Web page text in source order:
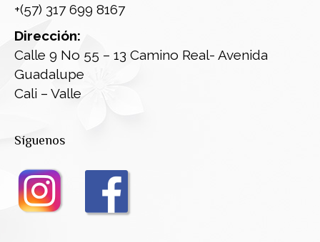
+(57) 317 699 8167
Dirección:
Calle 9 No 55 – 13 Camino Real- Avenida
Guadalupe
Cali – Valle
Síguenos